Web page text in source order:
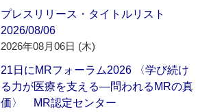
プレスリリース・タイトルリスト
2026/08/06
2026年08月06日 (木)
21日にMRフォーラム2026 〈学び続け
る力が医療を支える―問われるMRの真
価〉 MR認定センター